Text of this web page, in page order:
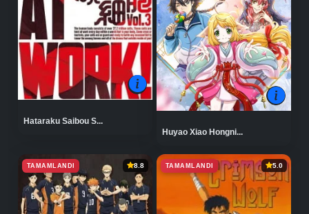
Hataraku Saibou S...
Huyao Xiao Hongni...
TAMAMLANDI 8.8 TAMAMLANDI 5.0